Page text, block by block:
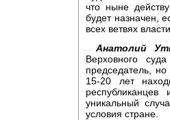
что ныне
будет назначен,
всех ветвях
Анатолий
Верховного
председатель,
15-20 лет
уникальный
условия стране.